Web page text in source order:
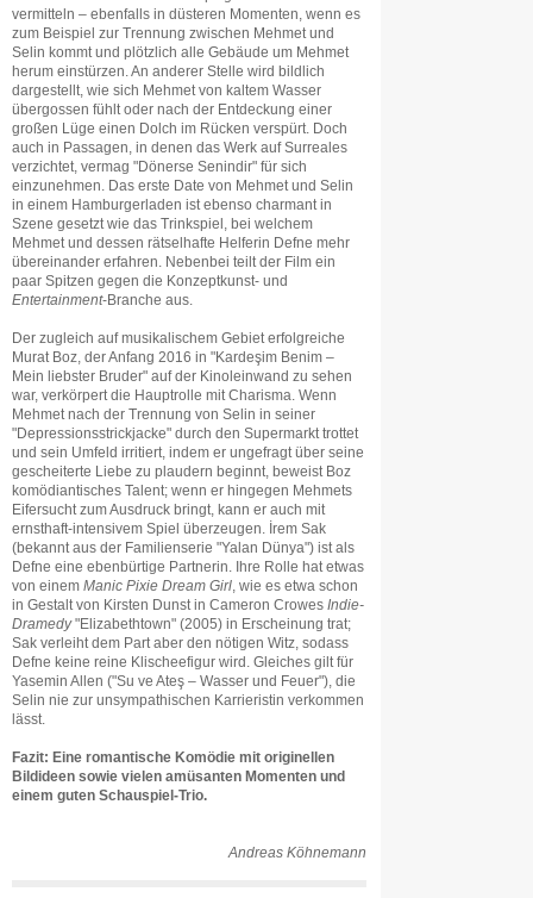
vermitteln – ebenfalls in düsteren Momenten, wenn es
zum Beispiel zur Trennung zwischen Mehmet und
Selin kommt und plötzlich alle Gebäude um Mehmet
herum einstürzen. An anderer Stelle wird bildlich
dargestellt, wie sich Mehmet von kaltem Wasser
übergossen fühlt oder nach der Entdeckung einer
großen Lüge einen Dolch im Rücken verspürt. Doch
auch in Passagen, in denen das Werk auf Surreales
verzichtet, vermag "Dönerse Senindir" für sich
einzunehmen. Das erste Date von Mehmet und Selin
in einem Hamburgerladen ist ebenso charmant in
Szene gesetzt wie das Trinkspiel, bei welchem
Mehmet und dessen rätselhafte Helferin Defne mehr
übereinander erfahren. Nebenbei teilt der Film ein
paar Spitzen gegen die Konzeptkunst- und
Entertainment-Branche aus.
Der zugleich auf musikalischem Gebiet erfolgreiche
Murat Boz, der Anfang 2016 in "Kardeşim Benim –
Mein liebster Bruder" auf der Kinoleinwand zu sehen
war, verkörpert die Hauptrolle mit Charisma. Wenn
Mehmet nach der Trennung von Selin in seiner
"Depressionsstrickjacke" durch den Supermarkt trottet
und sein Umfeld irritiert, indem er ungefragt über seine
gescheiterte Liebe zu plaudern beginnt, beweist Boz
komödiantisches Talent; wenn er hingegen Mehmets
Eifersucht zum Ausdruck bringt, kann er auch mit
ernsthaft-intensivem Spiel überzeugen. İrem Sak
(bekannt aus der Familienserie "Yalan Dünya") ist als
Defne eine ebenbürtige Partnerin. Ihre Rolle hat etwas
von einem Manic Pixie Dream Girl , wie es etwa schon
in Gestalt von Kirsten Dunst in Cameron Crowes Indie-
Dramedy"Elizabethtown" (2005) in Erscheinung trat;
Sak verleiht dem Part aber den nötigen Witz, sodass
Defne keine reine Klischeefigur wird. Gleiches gilt für
Yasemin Allen ("Su ve Ateş – Wasser und Feuer"), die
Selin nie zur unsympathischen Karrieristin verkommen
lässt.
Fazit: Eine romantische Komödie mit originellen
Bildideen sowie vielen amüsanten Momenten und
einem guten Schauspiel-Trio.
Andreas Köhnemann